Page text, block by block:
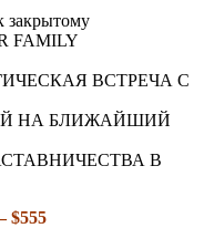
закрытому
FAMILY
ВСТРЕЧА С
НА БЛИЖАЙШИЙ
В